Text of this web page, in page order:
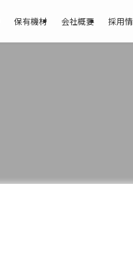
保有機材 会社概要 採用